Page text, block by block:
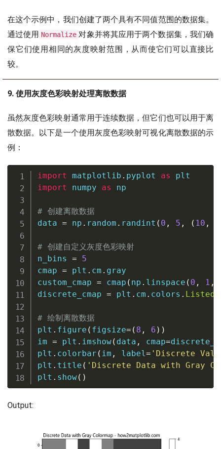
在这个示例中，我们创建了两个具有不同值范围的数据集。
通过使用 Normalize 对象并将其应用于两个数据集，我们确
保它们使用相同的灰度映射范围，从而使它们可以直接比
较。
9. 使用灰度色彩映射处理离散数据
虽然灰度色彩映射通常用于连续数据，但它们也可以用于离
散数据。以下是一个使用灰度色彩映射可视化离散数据的示
例：
import matplotlib . pyplot as
import numpy as np
# 创建离散数据
data = np . random . randint ( 0 , 5 , ( 10 ,
# 创建自定义灰度色彩映射
n_bins =
5
cmap = plt . cm . gray
custom_cmap = cmap ( np . linspace ( 0 , 1 ,
discrete_cmap = plt . cm . colors .
# 绘制离散数据
plt . figure ( figsize= ( 8 , 6 ) )
im = plt . imshow( data , cmap=
plt . colorbar ( im , label= 'Discrete
plt . title ( 'Discrete Data with Gray
plt . show( )
Output: